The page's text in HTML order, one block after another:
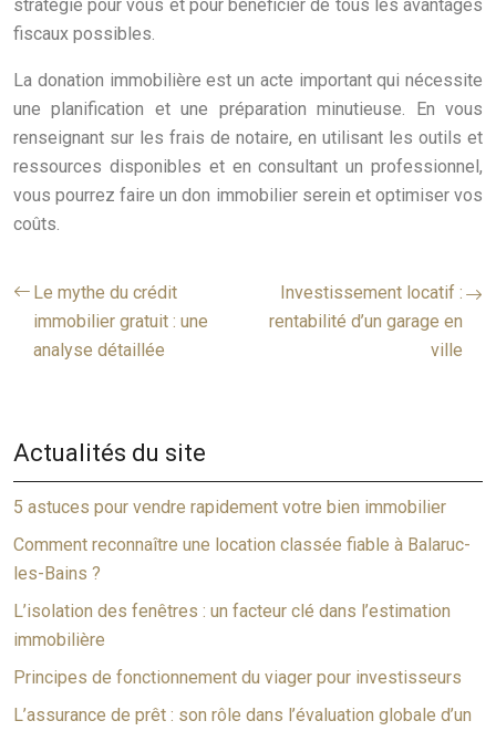
stratégie pour vous et pour bénéficier de tous les avantages
fiscaux possibles.
La donation immobilière est un acte important qui nécessite
une planification et une préparation minutieuse. En vous
renseignant sur les frais de notaire, en utilisant les outils et
ressources disponibles et en consultant un professionnel,
vous pourrez faire un don immobilier serein et optimiser vos
coûts.
Le mythe du crédit
immobilier gratuit : une
analyse détaillée
Investissement locatif :
rentabilité d’un garage en
ville
Actualités du site
5 astuces pour vendre rapidement votre bien immobilier
Comment reconnaître une location classée fiable à Balaruc-
les-Bains ?
L’isolation des fenêtres : un facteur clé dans l’estimation
immobilière
Principes de fonctionnement du viager pour investisseurs
L’assurance de prêt : son rôle dans l’évaluation globale d’un